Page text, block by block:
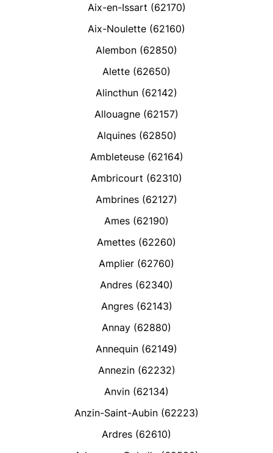
Aix-en-Issart (62170)
Aix-Noulette (62160)
Alembon (62850)
Alette (62650)
Alincthun (62142)
Allouagne (62157)
Alquines (62850)
Ambleteuse (62164)
Ambricourt (62310)
Ambrines (62127)
Ames (62190)
Amettes (62260)
Amplier (62760)
Andres (62340)
Angres (62143)
Annay (62880)
Annequin (62149)
Annezin (62232)
Anvin (62134)
Anzin-Saint-Aubin (62223)
Ardres (62610)